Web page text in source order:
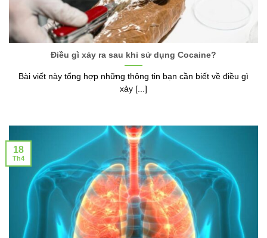
Điều gì xảy ra sau khi sử dụng Cocaine?
Bài viết này tổng hợp những thông tin bạn cần biết về điều gì
xảy [...]
18
Th4